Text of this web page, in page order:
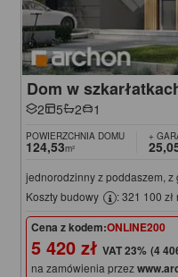
Dom w
2 5 2 1
POWIERZCHNIA DOMU
124,53m²
+
jednorodzinny z poddaszem,
Koszty budowy
: 321 100 zł
Cena z kodem:ONLINE200
5 420 zł (4
na zamówienia przez